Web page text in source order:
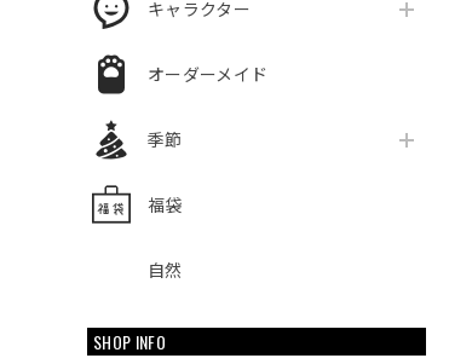
キャラクター
オーダーメイド
季節
福袋
自然
SHOP INFO